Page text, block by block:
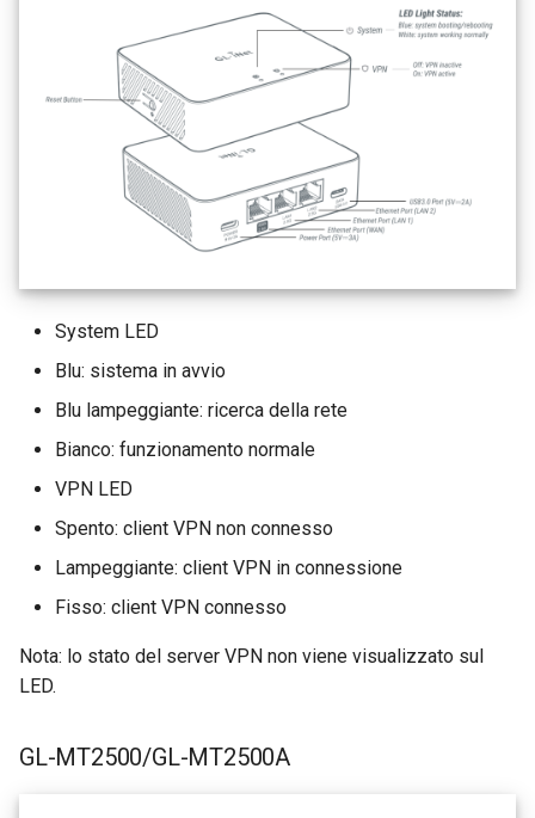
System LED
Blu: sistema in avvio
Blu lampeggiante: ricerca della rete
Bianco: funzionamento normale
VPN LED
Spento: client VPN non connesso
Lampeggiante: client VPN in connessione
Fisso: client VPN connesso
Nota: lo stato del server VPN non viene visualizzato sul
LED.
GL-MT2500/GL-MT2500A